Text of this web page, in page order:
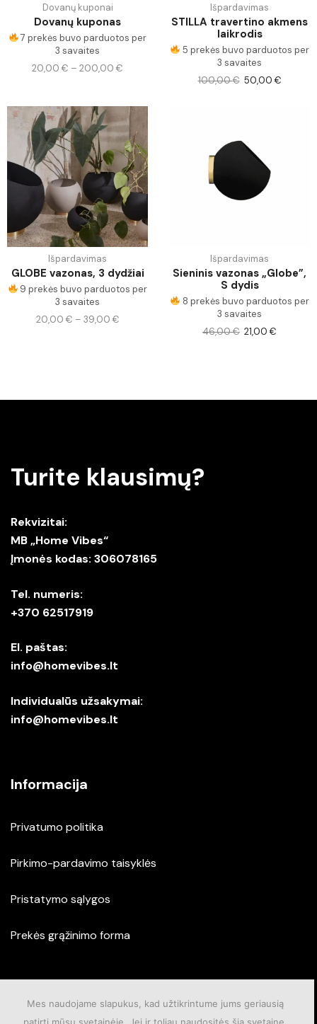
Dovanų kuponai
Dovanų kuponas
7 prekės buvo parduotos per
3 savaites
20,00 € – 200,00 €
Išpardavimas
STILLA travertino akmens
laikrodis
5 prekės buvo parduotos per
3 savaites
100,00€ 50,00€
Išpardavimas
GLOBE vazonas, 3 dydžiai
9 prekės buvo parduotos per
3 savaites
20,00 € – 39,00 €
Išpardavimas
Sieninis vazonas „Globe”,
S dydis
8 prekės buvo parduotos per
3 savaites
46,00€ 21,00€
Turite klausimų?
Rekvizitai:
MB „Home Vibes“
Įmonės kodas: 306078165
Tel. numeris:
+370 62517919
El. paštas:
info@homevibes.lt
Individualūs užsakymai:
info@homevibes.lt
Informacija
Privatumo politika
Pirkimo-pardavimo taisyklės
Pristatymo sąlygos
Prekės grąžinimo forma
Mes naudojame slapukus, kad užtikrintume jums geriausią